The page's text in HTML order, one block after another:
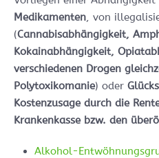
Medikamenten, von
(Cannabisabhängigkeit,
Kokainabhängigkeit,
verschiedenen Drogen
Polytoxikomanie) oder
Kostenzusage durch die
Krankenkasse bzw. den
Alkohol-